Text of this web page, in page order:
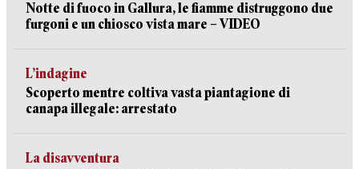
Notte di fuoco in Gallura, le fiamme distruggono due
furgoni e un chiosco vista mare – VIDEO
L’indagine
Scoperto mentre coltiva vasta piantagione di
canapa illegale: arrestato
La disavventura